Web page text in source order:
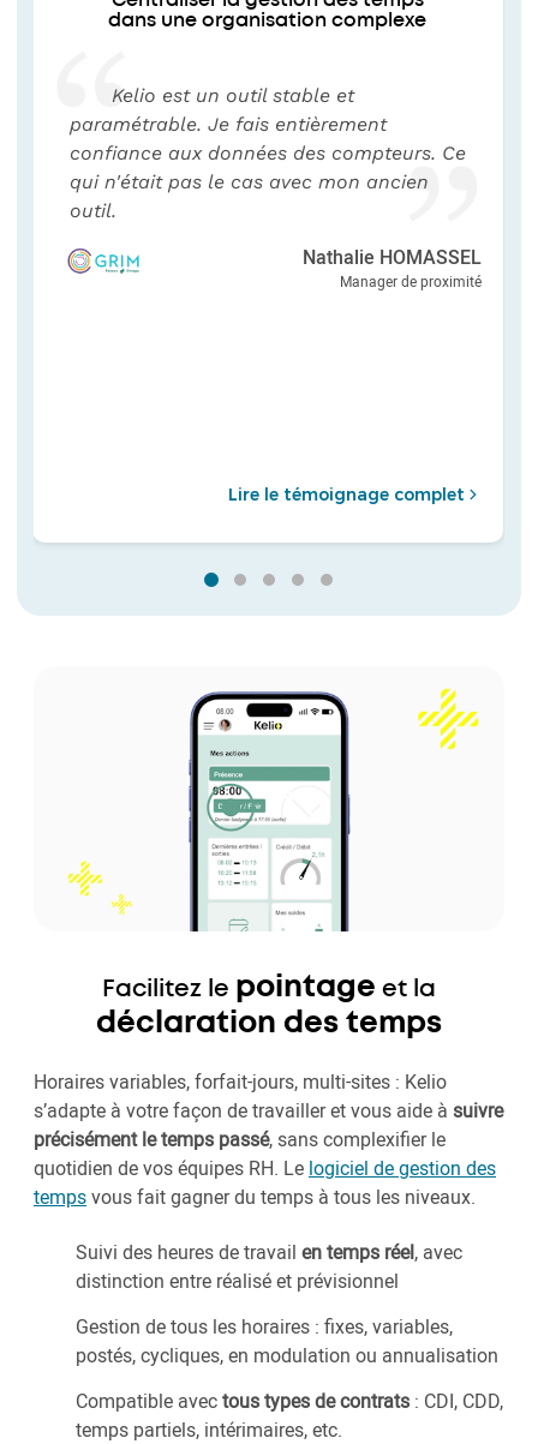
dans une organisation complexe
Kelio est un outil stable et
paramétrable. Je fais entièrement
confiance aux données des compteurs. Ce
qui n'était pas le cas avec mon ancien
outil.
Nathalie HOMASSEL
Manager de proximité
Lire le témoignage complet
Facilitez le pointage et la
déclaration des temps
Horaires variables, forfait-jours, multi-sites : Kelio
s’adapte à votre façon de travailler et vous aide à suivre
précisément le temps passé, sans complexifier le
quotidien de vos équipes RH. Le logiciel de gestion des
tempsvous fait gagner du temps à tous les niveaux.
Suivi des heures de travail en temps réel, avec
distinction entre réalisé et prévisionnel
Gestion de tous les horaires : fixes, variables,
postés, cycliques, en modulation ou annualisation
Compatible avectous types de contrats : CDI, CDD,
temps partiels, intérimaires, etc.